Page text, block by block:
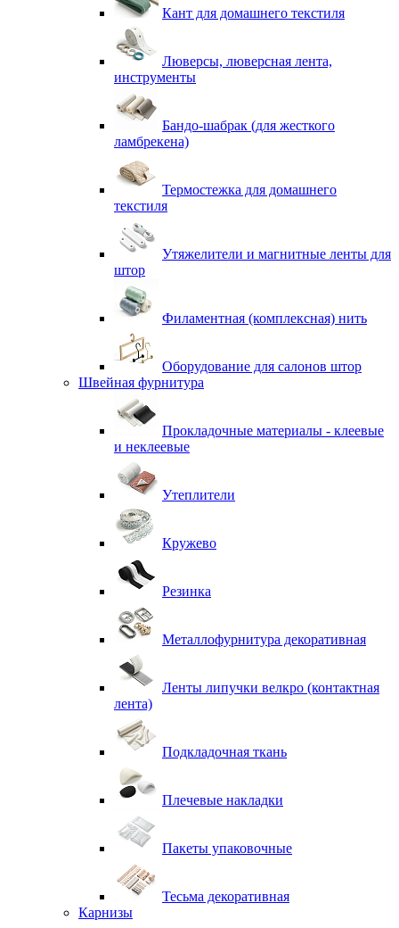
Кант для домашнего текстиля
Люверсы, люверсная лента,
инструменты
Бандо-шабрак (для жесткого
ламбрекена)
Термостежка для домашнего
текстиля
Утяжелители и магнитные ленты для
штор
Филаментная (комплексная) нить
Оборудование для салонов штор
Швейная фурнитура
Прокладочные материалы - клеевые
и неклеевые
Утеплители
Кружево
Резинка
Металлофурнитура декоративная
Ленты липучки велкро (контактная
лента)
Подкладочная ткань
Плечевые накладки
Пакеты упаковочные
Тесьма декоративная
Карнизы